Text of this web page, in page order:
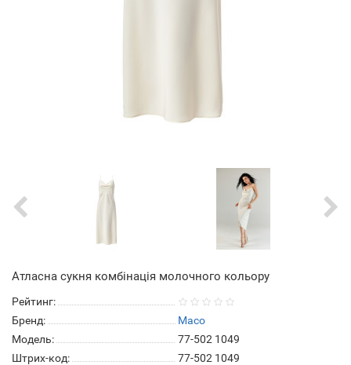
Атласна сукня комбінація молочного кольору
Рейтинг:
Бренд:
Maco
Модель:
77-502 1049
Штрих-код:
77-502 1049